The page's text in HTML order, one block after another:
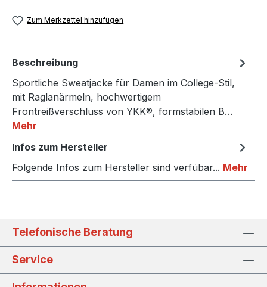
Zum Merkzettel hinzufügen
Beschreibung
Sportliche Sweatjacke für Damen im College-Stil,
mit Raglanärmeln, hochwertigem
Frontreißverschluss von YKK®, formstabilen B…
Mehr
Infos zum Hersteller
Folgende Infos zum Hersteller sind verfübar... Mehr
Telefonische Beratung
Service